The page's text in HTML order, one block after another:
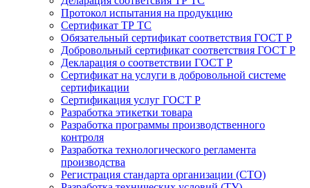
Протокол испытания на продукцию
Сертификат ТР ТС
Обязательный сертификат соответствия ГОСТ Р
Добровольный сертификат соответствия ГОСТ Р
Декларация о соответствии ГОСТ Р
Сертификат на услуги в добровольной системе
сертификации
Сертификация услуг ГОСТ Р
Разработка этикетки товара
Разработка программы производственного
контроля
Разработка технологического регламента
производства
Регистрация стандарта организации (СТО)